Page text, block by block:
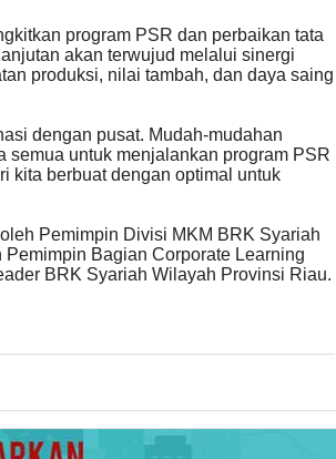
program PSR dan perbaikan tata
akan terwujud melalui sinergi
produksi, nilai tambah, dan daya saing
dengan pusat. Mudah-mudahan
semua untuk menjalankan program PSR
kita berbuat dengan optimal untuk
Pemimpin Divisi MKM BRK Syariah
Bagian Corporate Learning
BRK Syariah Wilayah Provinsi Riau.